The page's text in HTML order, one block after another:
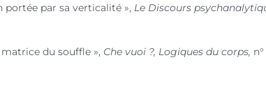
portée par sa verticalité », Le Discours
du souffle », Che vuoi ?, Logiques du corps,